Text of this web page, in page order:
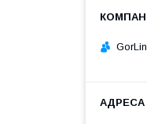
GorLin